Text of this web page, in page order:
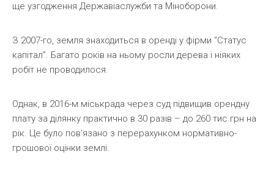
ще узгодження Державіаслужби та Міноборони.
З 2007-го, земля знаходиться в оренді у фірми “Статус
капітал”. Багато років на ньому росли дерева і ніяких
робіт не проводилося.
Однак, в 2016-м міськрада через суд підвищив орендну
плату за ділянку практично в 30 разів – до 260 тис.грн на
рік. Це було пов’язано з перерахунком нормативно-
грошової оцінки землі.